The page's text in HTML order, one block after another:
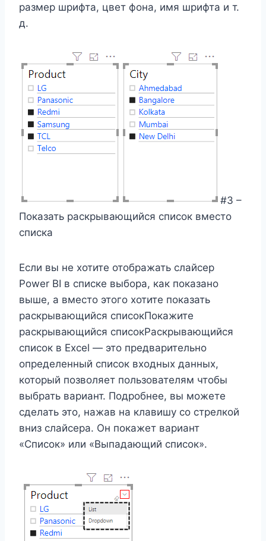
размер шрифта, цвет фона, имя шрифта и т.
д.
#3 –
Показать раскрывающийся список вместо
списка
Если вы не хотите отображать слайсер
Power BI в списке выбора, как показано
выше, а вместо этого хотите показать
раскрывающийся списокПокажите
раскрывающийся списокРаскрывающийся
список в Excel — это предварительно
определенный список входных данных,
который позволяет пользователям чтобы
выбрать вариант. Подробнее, вы можете
сделать это, нажав на клавишу со стрелкой
вниз слайсера. Он покажет вариант
«Список» или «Выпадающий список».